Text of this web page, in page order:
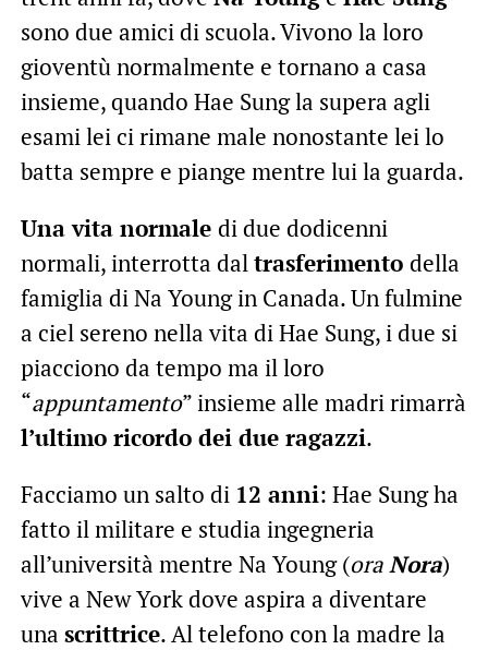
sono due amici di scuola. Vivono la loro
gioventù normalmente e tornano a casa
insieme, quando Hae Sung la supera agli
esami lei ci rimane male nonostante lei lo
batta sempre e piange mentre lui la guarda.
Una vita normale di due dodicenni
normali, interrotta daltrasferimento della
famiglia di Na Young in Canada. Un fulmine
a ciel sereno nella vita di Hae Sung, i due si
piacciono da tempo ma il loro
“appuntamento” insieme alle madri rimarrà
l’ultimo ricordo dei due ragazzi.
Facciamo un salto di 12 anni: Hae Sung ha
fatto il militare e studia ingegneria
all’università mentre Na Young (oraNora)
vive a New York dove aspira a diventare
una scrittrice. Al telefono con la madre la